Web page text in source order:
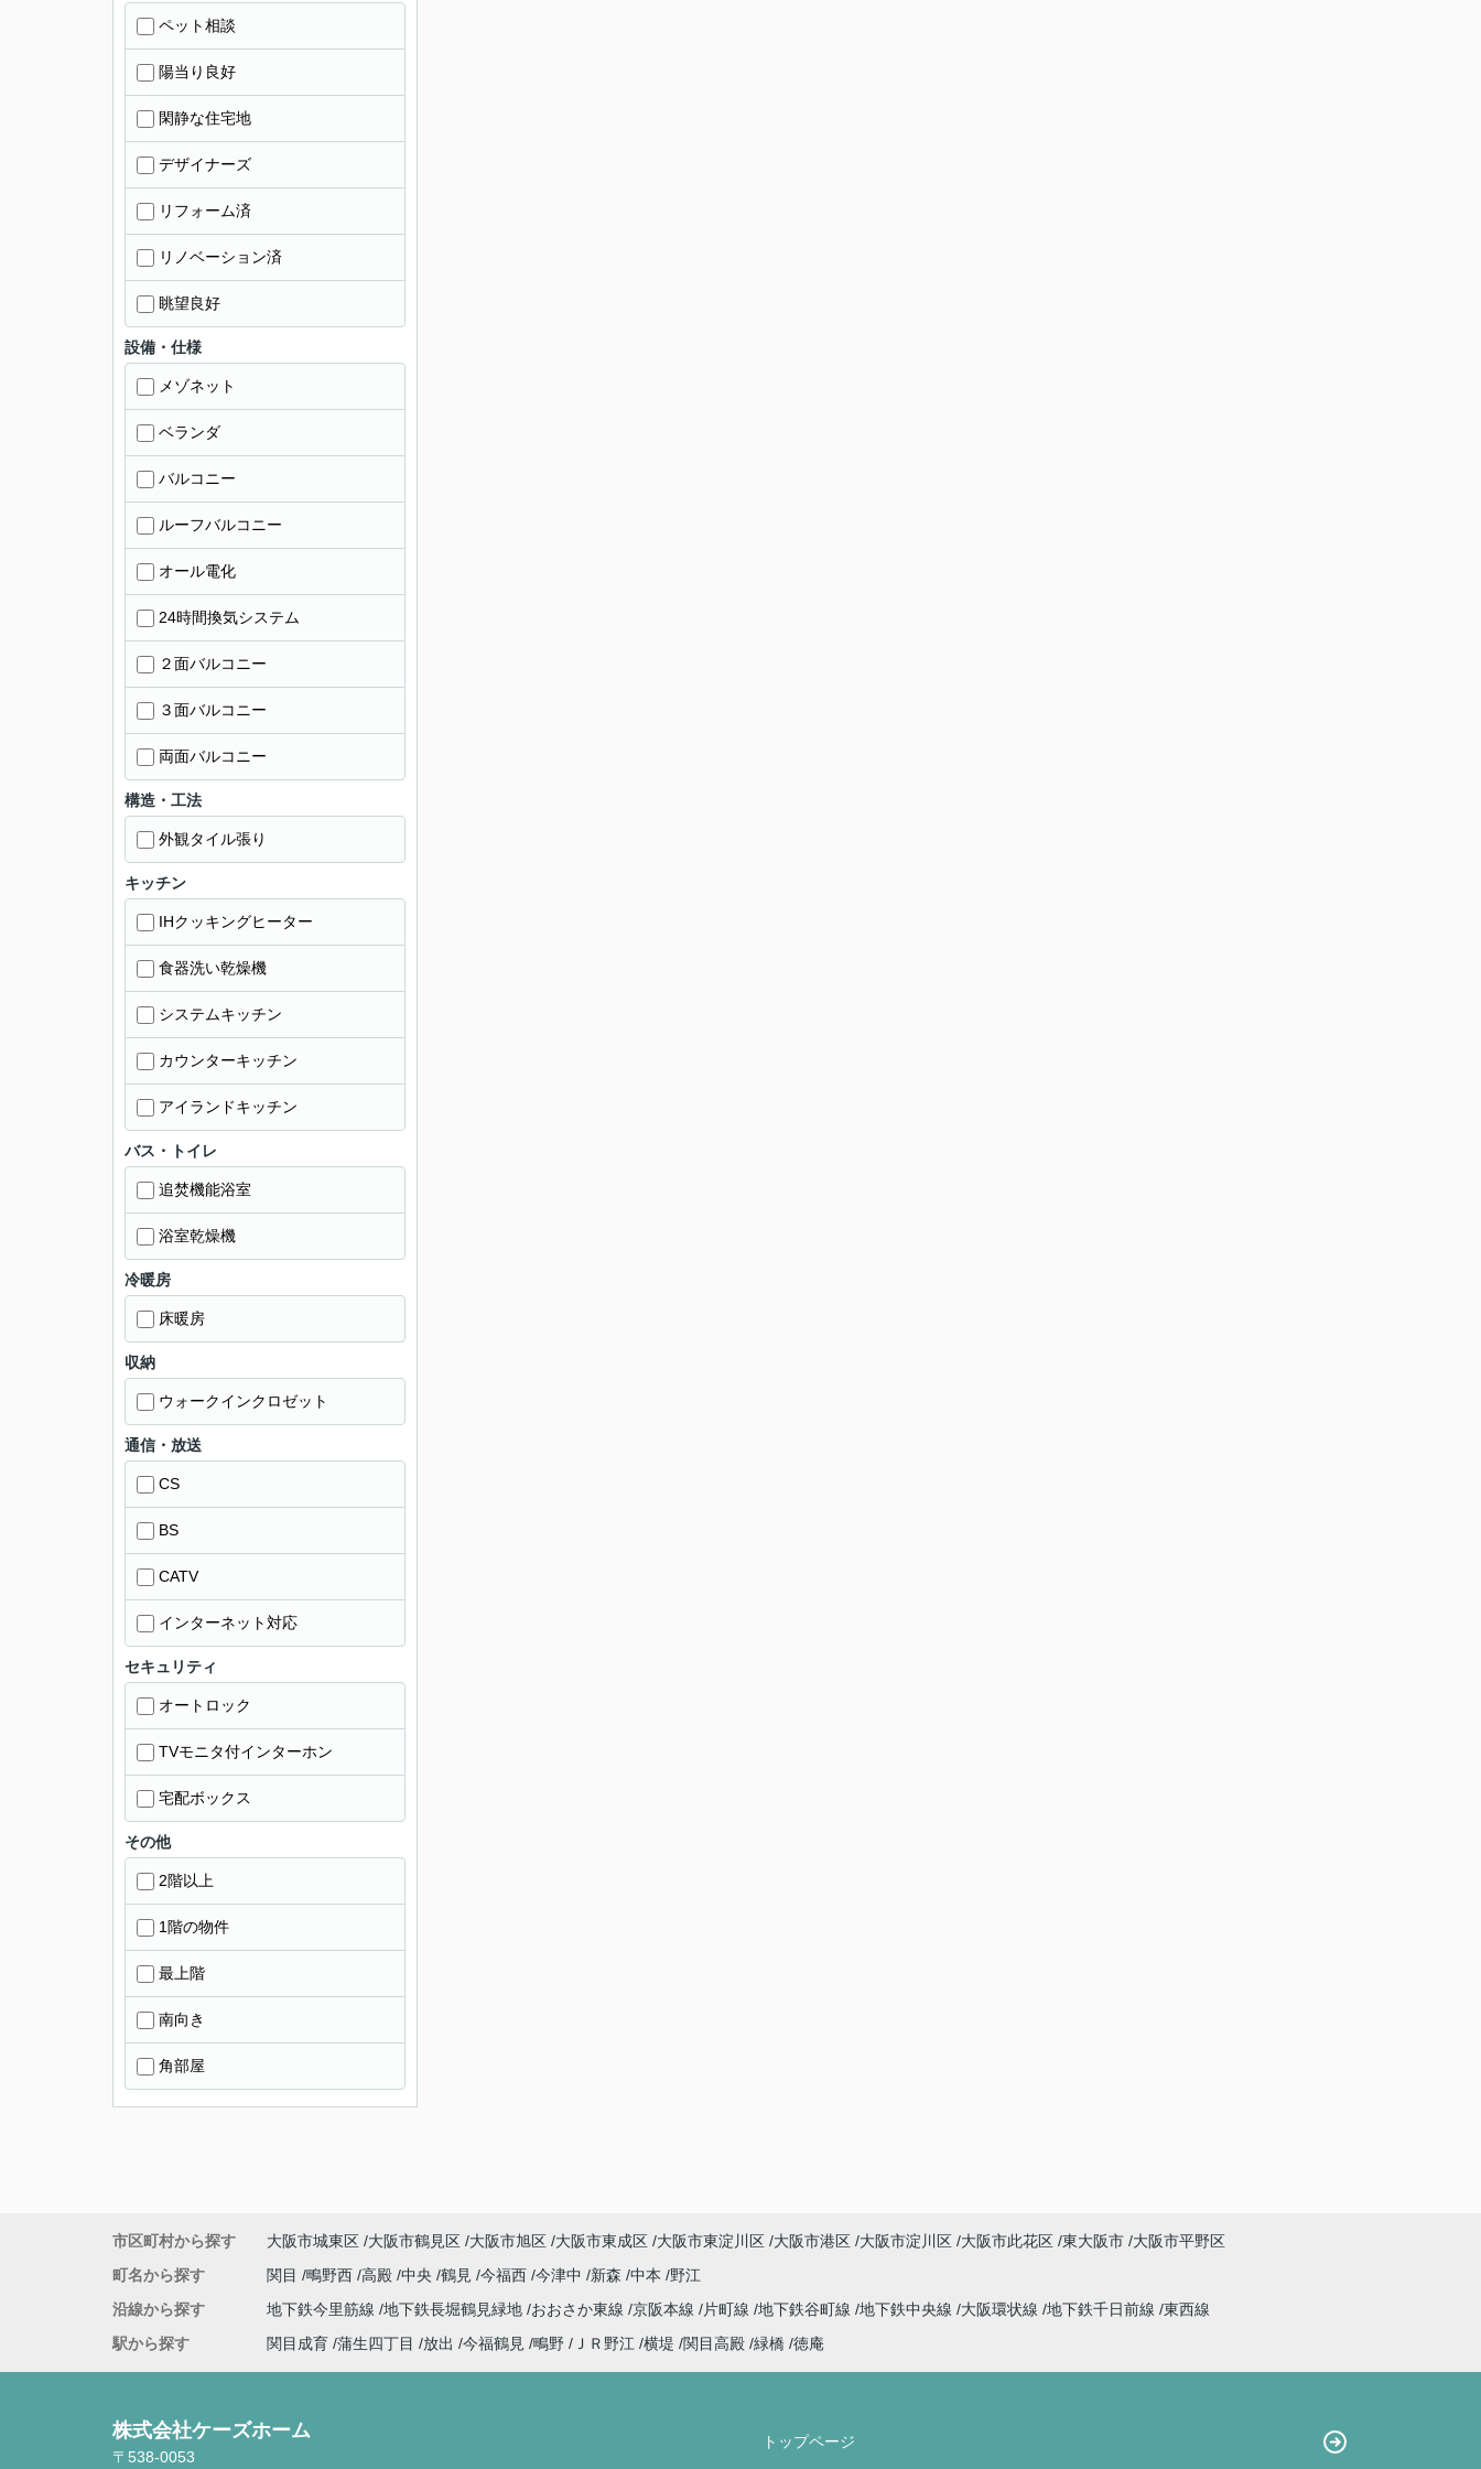
ペット相談
陽当り良好
閑静な住宅地
デザイナーズ
リフォーム済
リノベーション済
眺望良好
設備・仕様
メゾネット
ベランダ
バルコニー
ルーフバルコニー
オール電化
24時間換気システム
２面バルコニー
３面バルコニー
両面バルコニー
構造・工法
外観タイル張り
キッチン
IHクッキングヒーター
食器洗い乾燥機
システムキッチン
カウンターキッチン
アイランドキッチン
バス・トイレ
追焚機能浴室
浴室乾燥機
冷暖房
床暖房
収納
ウォークインクロゼット
通信・放送
CS
BS
CATV
インターネット対応
セキュリティ
オートロック
TVモニタ付インターホン
宅配ボックス
その他
2階以上
1階の物件
最上階
南向き
角部屋
市区町村から探す 大阪市城東区 大阪市鶴見区 大阪市旭区 大阪市東成区 大阪市東淀川区 大阪市港区 大阪市淀川区 大阪市此花区 東大阪市 大阪市平野区
町名から探す
関目 鴫野西 高殿 中央 鶴見 今福西 今津中 新森 中本
野江
沿線から探す
地下鉄今里筋線 地下鉄長堀鶴見緑地 おおさか東線 京阪本線 片町線 地下鉄谷町線 地下鉄中央線 大阪環状線 地下鉄千日前線 東西線
駅から探す
関目成育 蒲生四丁目 放出 今福鶴見 鴫野 ＪＲ野江 横堤 関目高殿 緑橋 徳庵
株式会社ケーズホーム
〒538-0053
トップページ